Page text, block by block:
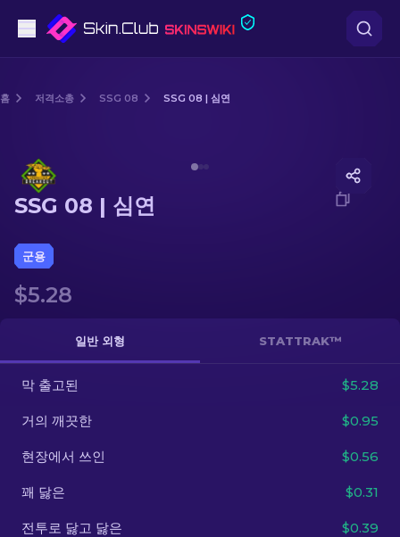
저격소총
장갑
케이스
기타
홈 저격소총 SSG 08 SSG 08 | 심연
SSG 08 | 심연
군용
$5.28
일반 외형 STATTRAK™
막 출고된 $5.28
거의 깨끗한 $0.95
현장에서 쓰인 $0.56
꽤 닳은 $0.31
전투로 닳고 닳은 $0.39